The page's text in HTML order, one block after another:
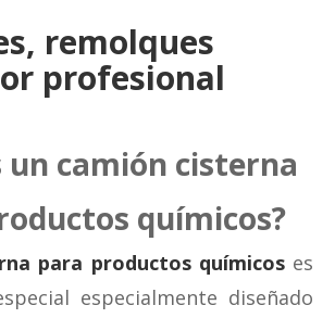
remolques
profesional
un camión cisterna
químicos?
para productos químicoses
especialmente diseñado